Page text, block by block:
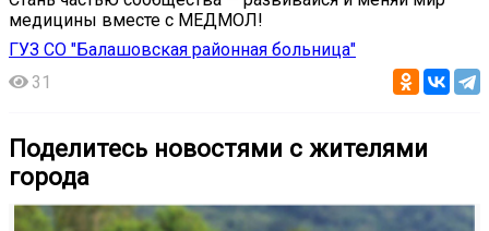
медицины вместе с МЕДМОЛ!
ГУЗ СО "Балашовская районная больница"
31
Поделитесь новостями с жителями
города